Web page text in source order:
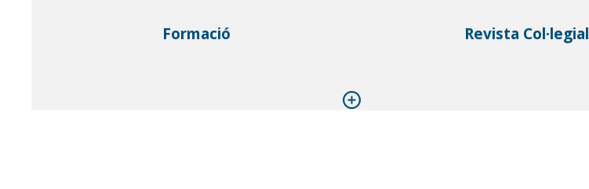
Formació Revista Col·legial